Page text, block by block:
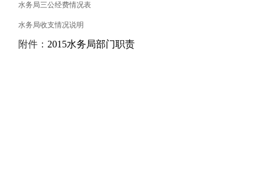
水务局三公经费情况表
水务局收支情况说明
附件： 2015水务局部门职责